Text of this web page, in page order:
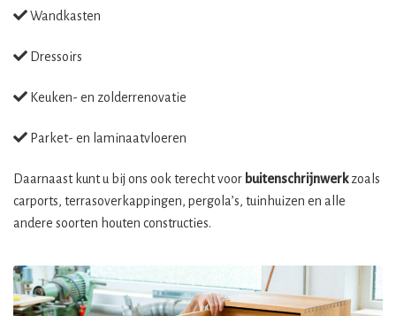
Wandkasten
Dressoirs
Keuken- en zolderrenovatie
Parket- en laminaatvloeren
Daarnaast kunt u bij ons ook terecht voor buitenschrijnwerkzoals
carports, terrasoverkappingen, pergola’s, tuinhuizen en alle
andere soorten houten constructies.